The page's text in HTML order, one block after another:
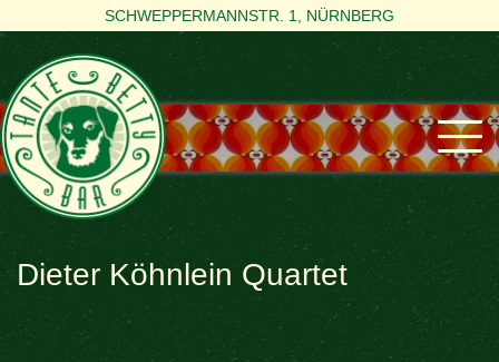
SCHWEPPERMANNSTR. 1, NÜRNBERG
Dieter Köhnlein Quartet